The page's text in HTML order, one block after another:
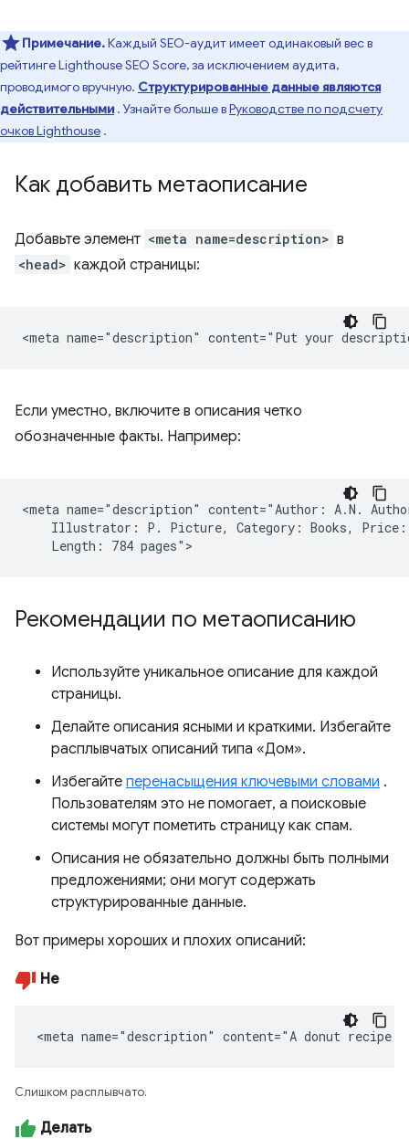
Примечание.Каждый SEO-аудит имеет одинаковый вес в
рейтинге Lighthouse SEO Score, за исключением аудита,
проводимого вручную. Структурированные данные являются
действительными . Узнайте больше вРуководстве по подсчету
очков Lighthouse .
Как добавить метаописание
Добавьте элемент <meta name=description> в
<head> каждой страницы:
Если уместно, включите в описания четко
обозначенные факты. Например:
<meta name="description" content="Author: A.N.
Illustrator: P. Picture, Category: Books,
Рекомендации по метаописанию
Используйте уникальное описание для каждой
страницы.
Делайте описания ясными и краткими. Избегайте
расплывчатых описаний типа «Дом».
Избегайте перенасыщения ключевыми словами .
Пользователям это не помогает, а поисковые
системы могут пометить страницу как спам.
Описания не обязательно должны быть полными
предложениями; они могут содержать
структурированные данные.
Вот примеры хороших и плохих описаний:
Не
<meta name="description" content="A donut
Слишком расплывчато.
Делать